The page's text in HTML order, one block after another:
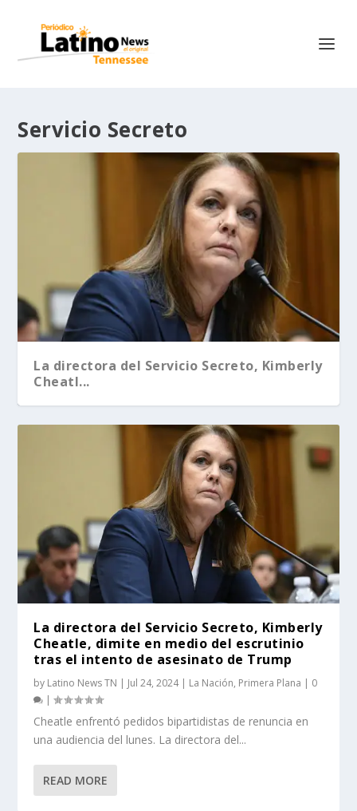
Servicio Secreto
La directora del Servicio Secreto, Kimberly
Cheatl...
La directora del Servicio Secreto, Kimberly
Cheatle, dimite en medio del escrutinio
tras el intento de asesinato de Trump
by Latino News TN | Jul 24, 2024| La Nación, Primera Plana | 0
|
Cheatle enfrentó pedidos bipartidistas de renuncia en
una audiencia del lunes. La directora del...
READ MORE